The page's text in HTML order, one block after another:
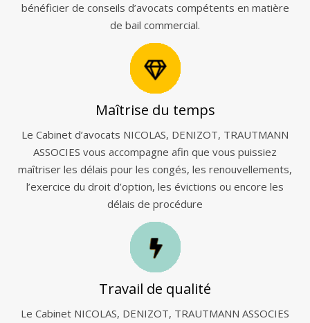
bénéficier de conseils d’avocats compétents en matière
de bail commercial.
Maîtrise du temps
Le Cabinet d’avocats NICOLAS, DENIZOT, TRAUTMANN
ASSOCIES vous accompagne afin que vous puissiez
maîtriser les délais pour les congés, les renouvellements,
l’exercice du droit d’option, les évictions ou encore les
délais de procédure
Travail de qualité
Le Cabinet NICOLAS, DENIZOT, TRAUTMANN ASSOCIES